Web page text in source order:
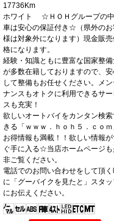
17736Km
ホワイト ☆ＨＯＨグループの
車は安心の保証付き☆（県外のお
様は対象外になります）現金販売
格になります。
経験・知識ともに豊富な国家整
が多数在籍しておりますので、
して整備もお任せください。メン
ナンスもオトクに利用できるサ
スも充実！
欲しいオートバイをカンタン検
きる「ｗｗｗ．ｈｏｈ５．ｃｏｍ
お得情報も満載！！欲しい情報
ぐ手に入る☆当店ホームページも
非ご覧ください。
電話でのお問い合わせをして頂
に「グーバイクを見たと」スタッ
にお伝えください。